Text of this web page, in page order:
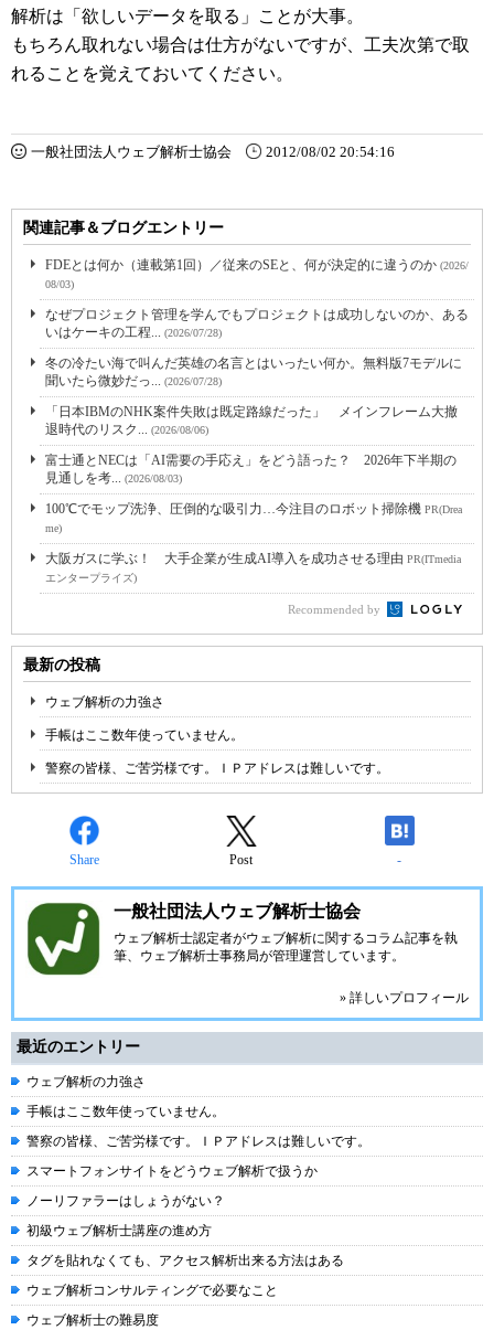
解析は「欲しいデータを取る」ことが大事。
もちろん取れない場合は仕方がないですが、工夫次第で取
れることを覚えておいてください。
一般社団法人ウェブ解析士協会 2012/08/02 20:54:16
関連記事＆ブログエントリー
FDEとは何か（連載第1回）／従来のSEと、何が決定的に違うのか (2026/
08/03)
なぜプロジェクト管理を学んでもプロジェクトは成功しないのか、ある
いはケーキの工程... (2026/07/28)
冬の冷たい海で叫んだ英雄の名言とはいったい何か。無料版7モデルに
聞いたら微妙だっ... (2026/07/28)
「日本IBMのNHK案件失敗は既定路線だった」 メインフレーム大撤
退時代のリスク... (2026/08/06)
富士通とNECは「AI需要の手応え」をどう語った？ 2026年下半期の
見通しを考... (2026/08/03)
100℃でモップ洗浄、圧倒的な吸引力…今注目のロボット掃除機 PR(Drea
me)
大阪ガスに学ぶ！ 大手企業が生成AI導入を成功させる理由 PR(ITmedia
エンタープライズ)
Recommended by
最新の投稿
ウェブ解析の力強さ
手帳はここ数年使っていません。
警察の皆様、ご苦労様です。ＩＰアドレスは難しいです。
Share Post -
一般社団法人ウェブ解析士協会
ウェブ解析士認定者がウェブ解析に関するコラム記事を執
筆、ウェブ解析士事務局が管理運営しています。
» 詳しいプロフィール
最近のエントリー
ウェブ解析の力強さ
手帳はここ数年使っていません。
警察の皆様、ご苦労様です。ＩＰアドレスは難しいです。
スマートフォンサイトをどうウェブ解析で扱うか
ノーリファラーはしょうがない？
初級ウェブ解析士講座の進め方
タグを貼れなくても、アクセス解析出来る方法はある
ウェブ解析コンサルティングで必要なこと
ウェブ解析士の難易度